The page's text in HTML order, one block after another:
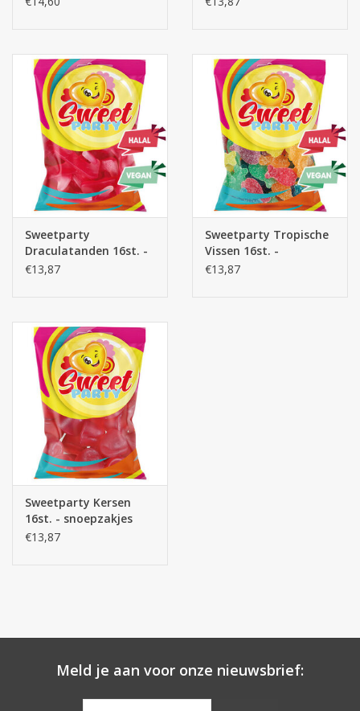
Sweetparty
Draculatanden 16st. -
snoepzakjes
€13,87
Sweetparty Tropische
Vissen 16st. -
snoepzakjes
€13,87
Sweetparty Kersen
16st. - snoepzakjes
€13,87
Meld je aan voor onze nieuwsbrief: